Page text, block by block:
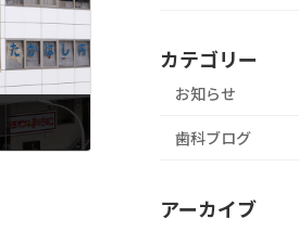
カテゴリー
お知らせ
歯科ブログ
アーカイブ